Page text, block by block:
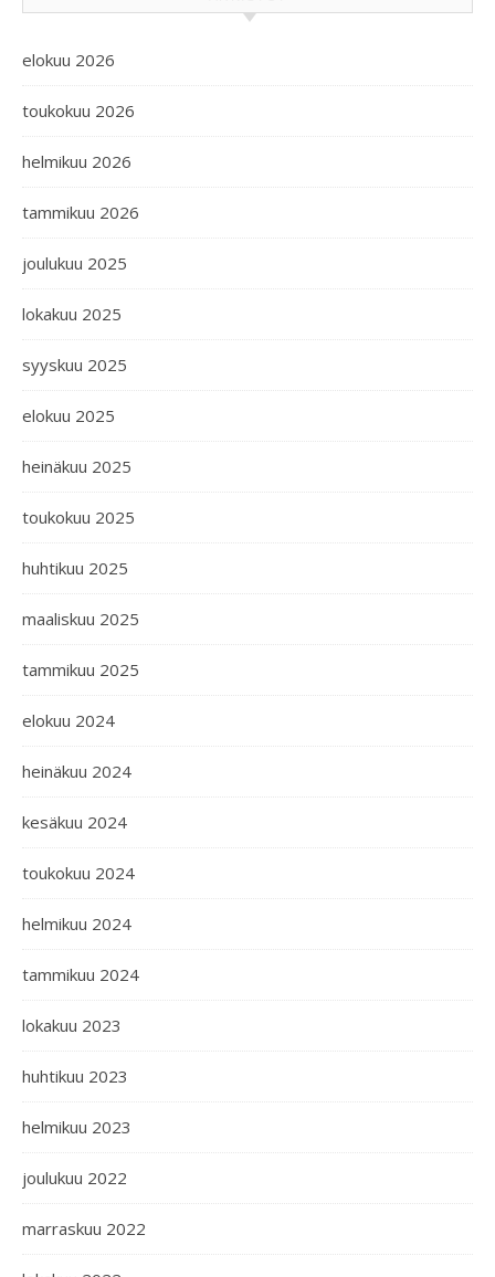
elokuu 2026
toukokuu 2026
helmikuu 2026
tammikuu 2026
joulukuu 2025
lokakuu 2025
syyskuu 2025
elokuu 2025
heinäkuu 2025
toukokuu 2025
huhtikuu 2025
maaliskuu 2025
tammikuu 2025
elokuu 2024
heinäkuu 2024
kesäkuu 2024
toukokuu 2024
helmikuu 2024
tammikuu 2024
lokakuu 2023
huhtikuu 2023
helmikuu 2023
joulukuu 2022
marraskuu 2022